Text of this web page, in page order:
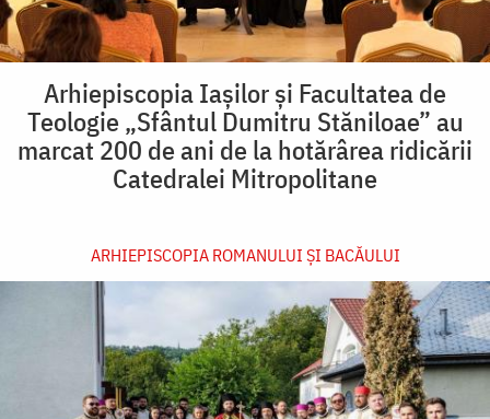
Arhiepiscopia Iașilor și Facultatea de
Teologie „Sfântul Dumitru Stăniloae” au
marcat 200 de ani de la hotărârea ridicării
Catedralei Mitropolitane
ARHIEPISCOPIA ROMANULUI ŞI BACĂULUI